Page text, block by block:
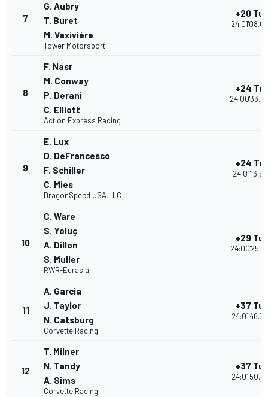
7
G. Aubry
T. Buret
M. Vaxivière
Tower Motorsport
+20 Tur
8
F. Nasr
M. Conway
P. Derani
C. Elliott
Action Express Racing
+24 Tur
9
E. Lux
D. DeFrancesco
F. Schiller
C. Mies
DragonSpeed USA LLC
+24 Tur
10
C. Ware
S. Yoluç
A. Dillon
S. Muller
RWR-Eurasia
+29 Tur
11
A. Garcia
J. Taylor
N. Catsburg
Corvette Racing
+37 Tur
12
T. Milner
N. Tandy
A. Sims
Corvette Racing
+37 Tur